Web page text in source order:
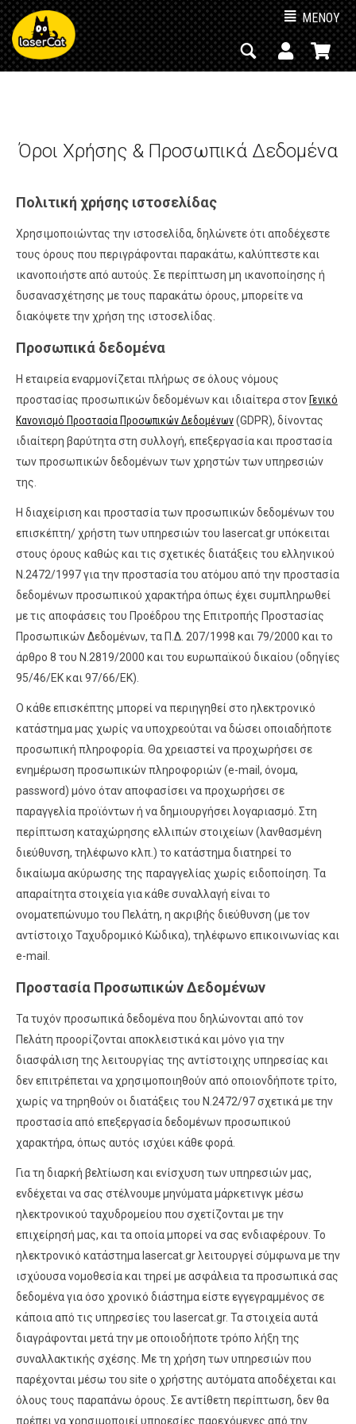
ΜΕΝΟΥ
Όροι Χρήσης & Προσωπικά Δεδομένα
Πολιτική χρήσης ιστοσελίδας
Χρησιμοποιώντας την ιστοσελίδα, δηλώνετε ότι αποδέχεστε
τους όρους που περιγράφονται παρακάτω, καλύπτεστε και
ικανοποιήστε από αυτούς. Σε περίπτωση μη ικανοποίησης ή
δυσανασχέτησης με τους παρακάτω όρους, μπορείτε να
διακόψετε την χρήση της ιστοσελίδας.
Προσωπικά δεδομένα
Η εταιρεία εναρμονίζεται πλήρως σε όλους νόμους
προστασίας προσωπικών δεδομένων και ιδιαίτερα στον Γενικό
Κανονισμό Προστασία Προσωπικών Δεδομένων(GDPR), δίνοντας
ιδιαίτερη βαρύτητα στη συλλογή, επεξεργασία και προστασία
των προσωπικών δεδομένων των χρηστών των υπηρεσιών
της.
Η διαχείριση και προστασία των προσωπικών δεδομένων του
επισκέπτη/ χρήστη των υπηρεσιών του lasercat.gr υπόκειται
στους όρους καθώς και τις σχετικές διατάξεις του ελληνικού
Ν.2472/1997 για την προστασία του ατόμου από την προστασία
δεδομένων προσωπικού χαρακτήρα όπως έχει συμπληρωθεί
με τις αποφάσεις του Προέδρου της Επιτροπής Προστασίας
Προσωπικών Δεδομένων, τα Π.Δ. 207/1998 και 79/2000 και το
άρθρο 8 του Ν.2819/2000 και του ευρωπαϊκού δικαίου (οδηγίες
95/46/ΕΚ και 97/66/ΕΚ).
Ο κάθε επισκέπτης μπορεί να περιηγηθεί στο ηλεκτρονικό
κατάστημα μας χωρίς να υποχρεούται να δώσει οποιαδήποτε
προσωπική πληροφορία. Θα χρειαστεί να προχωρήσει σε
ενημέρωση προσωπικών πληροφοριών (e-mail, όνομα,
password) μόνο όταν αποφασίσει να προχωρήσει σε
παραγγελία προϊόντων ή να δημιουργήσει λογαριασμό. Στη
περίπτωση καταχώρησης ελλιπών στοιχείων (λανθασμένη
διεύθυνση, τηλέφωνο κλπ.) το κατάστημα διατηρεί το
δικαίωμα ακύρωσης της παραγγελίας χωρίς ειδοποίηση. Τα
απαραίτητα στοιχεία για κάθε συναλλαγή είναι το
ονοματεπώνυμο του Πελάτη, η ακριβής διεύθυνση (με τον
αντίστοιχο Ταχυδρομικό Κώδικα), τηλέφωνο επικοινωνίας και
e-mail.
Προστασία Προσωπικών Δεδομένων
Τα τυχόν προσωπικά δεδομένα που δηλώνονται από τον
Πελάτη προορίζονται αποκλειστικά και μόνο για την
διασφάλιση της λειτουργίας της αντίστοιχης υπηρεσίας και
δεν επιτρέπεται να χρησιμοποιηθούν από οποιονδήποτε τρίτο,
χωρίς να τηρηθούν οι διατάξεις του Ν.2472/97 σχετικά με την
προστασία από επεξεργασία δεδομένων προσωπικού
χαρακτήρα, όπως αυτός ισχύει κάθε φορά.
Για τη διαρκή βελτίωση και ενίσχυση των υπηρεσιών μας,
ενδέχεται να σας στέλνουμε μηνύματα μάρκετινγκ μέσω
ηλεκτρονικού ταχυδρομείου που σχετίζονται με την
επιχείρησή μας, και τα οποία μπορεί να σας ενδιαφέρουν. Το
ηλεκτρονικό κατάστημα lasercat.gr λειτουργεί σύμφωνα με την
ισχύουσα νομοθεσία και τηρεί με ασφάλεια τα προσωπικά σας
δεδομένα για όσο χρονικό διάστημα είστε εγγεγραμμένος σε
κάποια από τις υπηρεσίες του lasercat.gr. Τα στοιχεία αυτά
διαγράφονται μετά την με οποιοδήποτε τρόπο λήξη της
συναλλακτικής σχέσης. Με τη χρήση των υπηρεσιών που
παρέχονται μέσω του site o χρήστης αυτόματα αποδέχεται και
όλους τους παραπάνω όρους. Σε αντίθετη περίπτωση, δεν θα
πρέπει να χρησιμοποιεί υπηρεσίες παρεχόμενες από την